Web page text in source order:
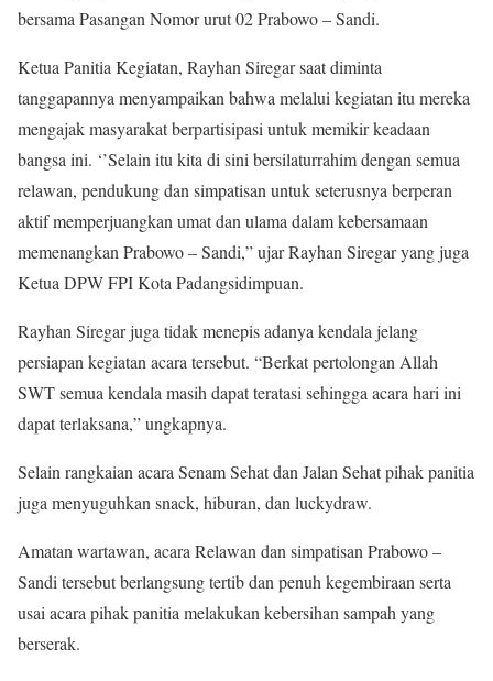
bersama Pasangan Nomor urut 02 Prabowo – Sandi.
Ketua Panitia Kegiatan, Rayhan Siregar saat diminta
tanggapannya menyampaikan bahwa melalui kegiatan itu mereka
mengajak masyarakat berpartisipasi untuk memikir keadaan
bangsa ini. ‘’Selain itu kita di sini bersilaturrahim dengan semua
relawan, pendukung dan simpatisan untuk seterusnya berperan
aktif memperjuangkan umat dan ulama dalam kebersamaan
memenangkan Prabowo – Sandi,” ujar Rayhan Siregar yang juga
Ketua DPW FPI Kota Padangsidimpuan.
Rayhan Siregar juga tidak menepis adanya kendala jelang
persiapan kegiatan acara tersebut. “Berkat pertolongan Allah
SWT semua kendala masih dapat teratasi sehingga acara hari ini
dapat terlaksana,” ungkapnya.
Selain rangkaian acara Senam Sehat dan Jalan Sehat pihak panitia
juga menyuguhkan snack, hiburan, dan luckydraw.
Amatan wartawan, acara Relawan dan simpatisan Prabowo –
Sandi tersebut berlangsung tertib dan penuh kegembiraan serta
usai acara pihak panitia melakukan kebersihan sampah yang
berserak.